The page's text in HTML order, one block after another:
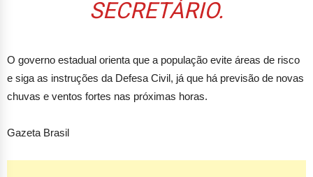
e siga as instruções da Defesa Civil, já que há previsão de novas
chuvas e ventos fortes nas próximas horas.